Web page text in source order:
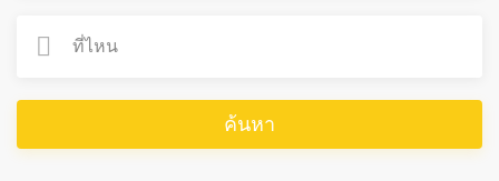
ค้นหา